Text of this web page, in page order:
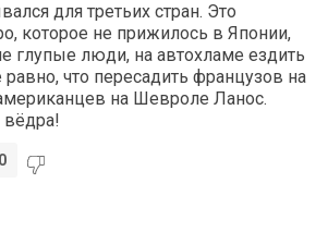
для третьих стран. Это
которое не прижилось в Японии,
глупые люди, на автохламе ездить
равно, что пересадить французов на
на Шевроле Ланос.
вёдра!
0